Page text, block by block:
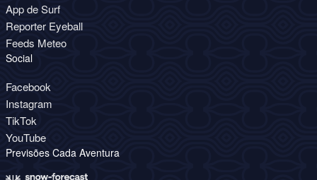
App de Surf
Reporter Eyeball
Feeds Meteo
Social
Facebook
Instagram
TikTok
YouTube
Previsões Cada Aventura